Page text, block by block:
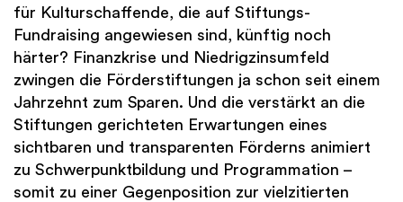
für Kulturschaffende, die auf Stiftungs-
Fundraising angewiesen sind, künftig noch
härter? Finanzkrise und Niedrigzinsumfeld
zwingen die Förderstiftungen ja schon seit einem
Jahrzehnt zum Sparen. Und die verstärkt an die
Stiftungen gerichteten Erwartungen eines
sichtbaren und transparenten Förderns animiert
zu Schwerpunktbildung und Programmation –
somit zu einer Gegenposition zur vielzitierten